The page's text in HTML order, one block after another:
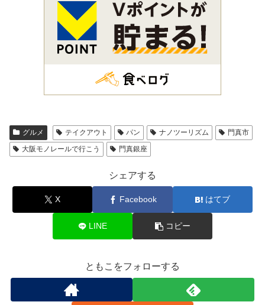
グルメ テイクアウト パン ナノツーリズム
門真市
大阪モノレールで行こう
門真銀座
シェアする
X Facebook はてブ
LINE コピー
ともこをフォローする